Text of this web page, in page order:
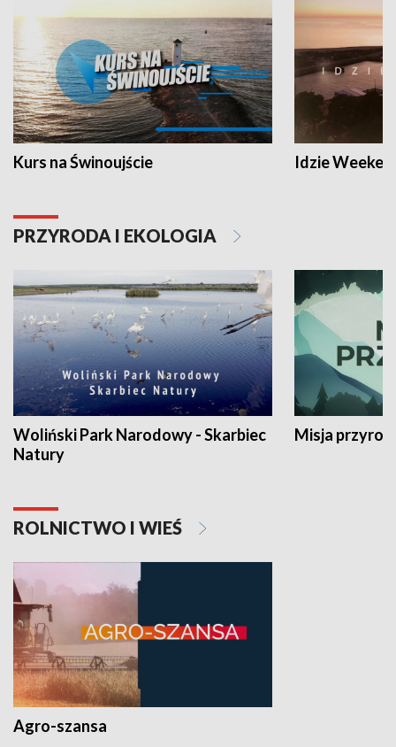
Kurs na Świnoujście Idzie
PRZYRODA I EKOLOGIA
Woliński Park Narodowy - Skarbiec
Natury
Misja
ROLNICTWO I WIEŚ
Agro-szansa